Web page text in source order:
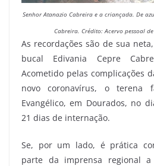
Senhor Atanazio Cabreira e a criançada. De
Cabreira. Crédito: Acervo pessoal
As recordações são de sua
bucal Edivania Cepre
Acometido pelas complicações
novo coronavírus, o terena
Evangélico, em Dourados, no
21 dias de internação.
Se, por um lado, é prática
parte da imprensa regional